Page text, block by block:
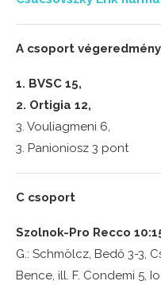
A csoport
1. BVSC 15,
2. Ortigia 12,
3. Vouliagmeni 6,
3. Panioniosz 3 pont
C csoport
Szolnok-Pro Recco
G.: Schmölcz, Bedő 3-3,
Bence, ill. F. Condemi 5,